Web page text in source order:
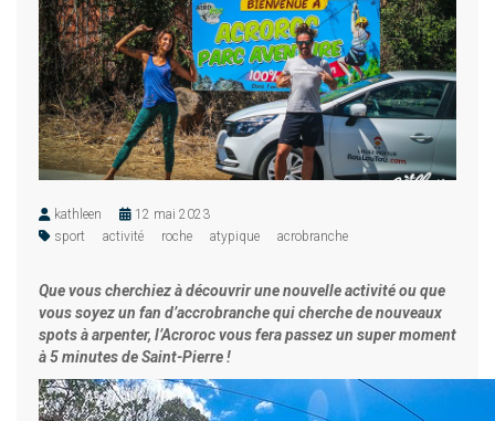
kathleen
12 mai 2023
sport
activité roche atypique acrobranche
Que vous cherchiez à découvrir une nouvelle activité ou que
vous soyez un fan d’accrobranche qui cherche de nouveaux
spots à arpenter, l’Acroroc vous fera passez un super moment
à 5 minutes de Saint-Pierre !